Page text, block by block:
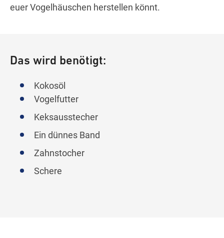
euer Vogelhäuschen herstellen könnt.
Das wird benötigt:
Kokosöl
Vogelfutter
Keksausstecher
Ein dünnes Band
Zahnstocher
Schere